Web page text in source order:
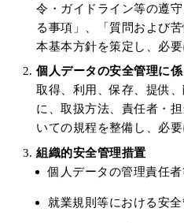
令・ガイドライン等の遵
る事項」、「質問および
本基本方針を策定し、必
個人データの安全管理に
取得、利用、保存、提供
に、取扱方法、責任者・
いての規程を整備し、必
組織的安全管理措置
個人データの管理責任
就業規則等における安